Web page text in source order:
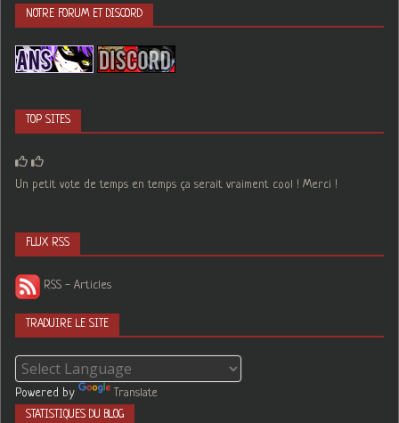
NOTRE FORUM ET DISCORD
TOP SITES
Un petit vote de temps en temps ça serait vraiment cool ! Merci !
FLUX RSS
RSS - Articles
TRADUIRE LE SITE
Powered by Translate
STATISTIQUES DU BLOG